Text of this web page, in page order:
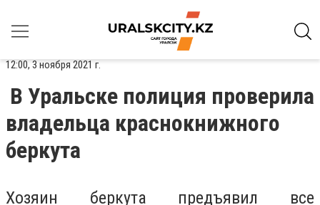
12:00, 3 ноября 2021 г.
В Уральске полиция проверила
владельца краснокнижного
беркута
Хозяин беркута предъявил все